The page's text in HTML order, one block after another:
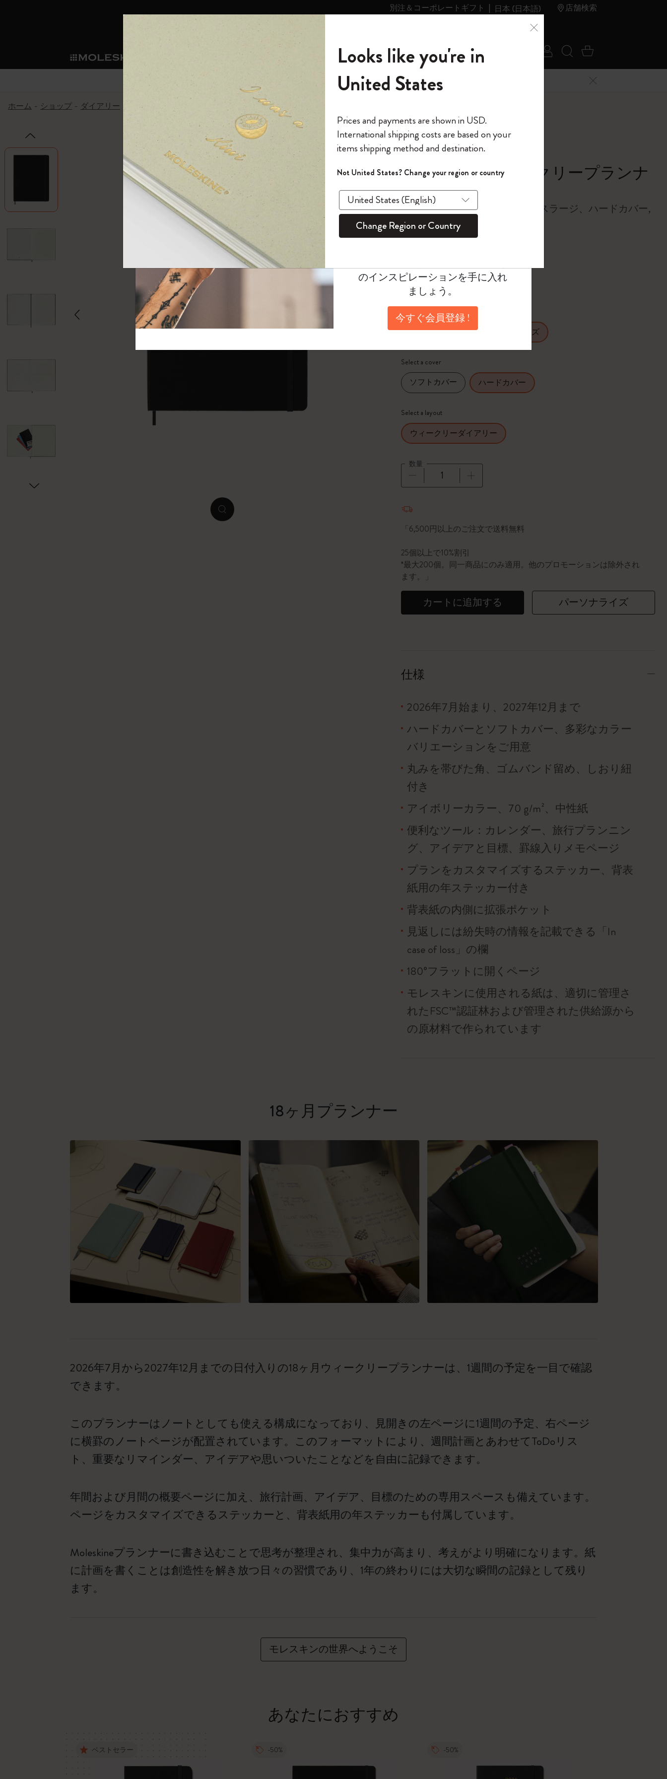
別注＆コーポレートギフト 日本 (日本語) 店舗検索
ショ
ノートブック
ノートブック
The Original Notebook
ミニノートブックチャーム
カイエ ＆ ジャーナル
セット
パッションジャーナル
スチューデントカイエジャーナル
サブカテゴリ
ダイアリー
パーソナル・ダイアリー
12カ月ダイアリー
15ヶ月プランナー
ウィークリープランナー
デイリープランナー
マンスリープランナー
ライフプランナー・コレクション
モレスキンスマート
サブカテゴリ
すべて見る
スマートライティング・システム
モレスキンスマートスマートとは
アプリ・サービス
ライティングツール
サブカテゴリ
モレスキンスマート
Blackwing x モレスキン
Kaweco x モレスキン
ペン & ペンシル
限定版ノートブック
Reframe サングラス
ムーミン コレクション
キム・ジョンギコレクション
「Alice's Adventures in Wonderland」コレ
『ロード・オブ・ザ・リング』コレク
カラーパターン ノートブック
サクラコレクション
馬年コレクション
ン
キム・ジョンギコレクション
Impressions of Impressionism コレクショ
ン
カサ・バトリョ 限定版コレクション
ゴッホ美術館
すべて見る
バックパック
限定版バックパック
Shopper paper – made Collection
アートを愛する方への贈り物
プロフェッショナルへの贈り物
ミニマリストへの贈り物
マキシマリストへの贈り物
健康を愛する方への贈り物です
趣味を愛する方へのギフト
サブカテゴリ
カントリー・テーマ・ピンズ・コレク
ション
サブカテゴリ
プライドをいつも胸に
Mardi Mercredi × モレスキン
スマートライティング・シス
サブカテゴリ
スマートライティング・システム
スマートノートブック
スマートダイアリー
モレスキンスマートスマート
アプリ・サービス
サブカテゴリ
Notes
モレスキン Journal
モレスキン Planner
パーソナライズサ
ービス
サブカテゴリ
カスタムダイアリー
カスタムノートブック
和紙テープ
ミニノートブックチャーム
別注＆コーポレートギフト
リー
の世界
サブカテゴリ
モレスキンメンバーシップ
我々の歴史
モレスキンのマニフェスト
ペンと紙の力
持続可能な創造性
ール
ログイン
今すぐメンバー登録
ウェルカムオファー: 次回のご購入時に10% オフと送料無料
通常特典: パーソナライズの2冊ご購入で1冊無料
バースデー特典: 1回限りの割引（1ヶ月有効）
先行プレビュー: 新作コレクションへの先行アクセス
伝説的なお得情報: 会員限定の特別サプライズ
セールへの早期アクセス: お得な情報をいち早くチェック
モレスキン限定イベント: 優先アクセス
返品期間の延長: 1ヶ月間
モレスキンの世界へようこそ
*メールアドレス
*パスワード
このデバイスで情報を保存する
ログイン
検索 (キーワード
カート 0 アイ
6,500円以上のご購入で送料無料 メニューを閉じる
ホーム ショップ ダイアリー 18ヶ月プランナー クラシック ウィークリープランナー 2026/2027
zoom.cta
ベストセラー
クラシック ウィークリープランナ
ー 2026/2027
ウィークリー、18ヶ月、エックスラージ、ハードカバー,
ブラック
¥ 3,850
Select a color
選択済
*選択したカラー
Select a size
ポケット ラージ XLサイズ
Select a cover
ソフトカバー ハードカバー
Select a layout
ウィークリーダイアリー
数量
「6,500円以上のご注文で送料無料
25個以上で10%割引
*最大200個。同一商品にのみ適用。他のプロモーションは除外され
ます。」
カートに追加する パーソナライズ
仕様
2026年7月始まり、2027年12月まで
ハードカバーとソフトカバー、多彩なカラー
バリエーションをご用意
丸みを帯びた角、ゴムバンド留め、しおり紐
付き
アイボリーカラー、70 g/m²、中性紙
便利なツール：カレンダー、旅行プランニン
グ、アイデアと目標、罫線入りメモページ
プランをカスタマイズするステッカー、背表
紙用の年ステッカー付き
背表紙の内側に拡張ポケット
見返しには紛失時の情報を記載できる「In
case of loss」の欄
180°フラットに開くページ
モレスキンに使用される紙は、適切に管理さ
れたFSC™認証林および管理された供給源から
の原材料で作られています
18ヶ月プランナー
2026年7月から2027年12月までの日付入りの18ヶ月ウィークリープランナーは、1週間の予定を一目で確認
できます。
このプランナーはノートとしても使える構成になっており、見開きの左ページに1週間の予定、右ページ
に横罫のノートページが配置されています。このフォーマットにより、週間計画とあわせてToDoリス
ト、重要なリマインダー、アイデアや思いついたことなどを自由に記録できます。
年間および月間の概要ページに加え、旅行計画、アイデア、目標のための専用スペースも備えています。
ページをカスタマイズできるステッカーと、背表紙用の年ステッカーも付属しています。
Moleskineプランナーに書き込むことで思考が整理され、集中力が高まり、考えがより明確になります。紙
に計画を書くことは創造性を解き放つ日々の習慣であり、1年の終わりには大切な瞬間の記録として残り
ます。
モレスキンの世界へようこそ
あなたにおすすめ
ベストセラー -50% -50%
モレスキンの世界へようこそ
今すぐ会員登録して、コード
「WELCOME10」を入力すると、初
回注文が10%オフ＋送料無料になり
ます。セール・アウトレット品は
適用外。
のインスピレーションを手に入れ
ましょう。
今すぐ会員登録 !
Looks like you're in
United States
Prices and payments are shown in USD.
International shipping costs are based on your
items shipping method and destination.
Not United States? Change your region or country
Change Region or Country